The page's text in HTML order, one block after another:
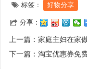
标签： 好物分享
分享：
上一篇： 家庭主妇在家
下一篇： 淘宝优惠券免